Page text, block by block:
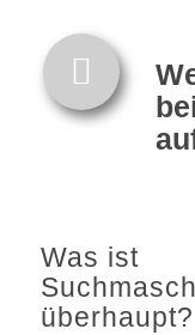
Was ist
überhaupt?